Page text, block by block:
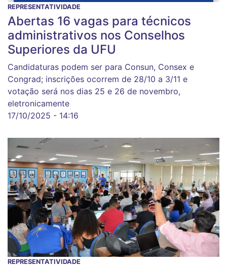
REPRESENTATIVIDADE
Abertas 16 vagas para técnicos
administrativos nos Conselhos
Superiores da UFU
Candidaturas podem ser para Consun, Consex e
Congrad; inscrições ocorrem de 28/10 a 3/11 e
votação será nos dias 25 e 26 de novembro,
eletronicamente
17/10/2025 - 14:16
REPRESENTATIVIDADE